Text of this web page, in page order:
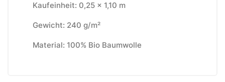
Kaufeinheit: 0,25 x 1,10 m
Gewicht: 240 g/m²
Material: 100% Bio Baumwolle